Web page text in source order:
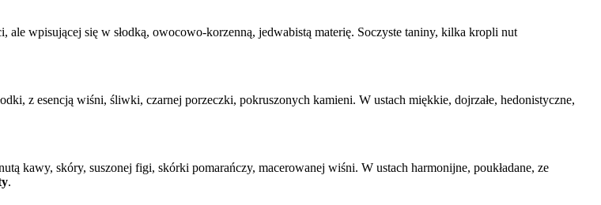
ale wpisującej się w słodką, owocowo-korzenną, jedwabistą materię. Soczyste taniny, kilka kropli nut
z esencją wiśni, śliwki, czarnej porzeczki, pokruszonych kamieni. W ustach miękkie, dojrzałe, hedonistyczne,
kawy, skóry, suszonej figi, skórki pomarańczy, macerowanej wiśni. W ustach harmonijne, poukładane, ze
.